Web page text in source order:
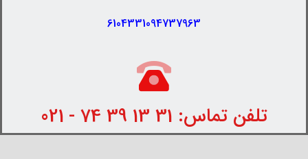
6104331094737963
تلفن تماس: 31 13 39 74 - 021